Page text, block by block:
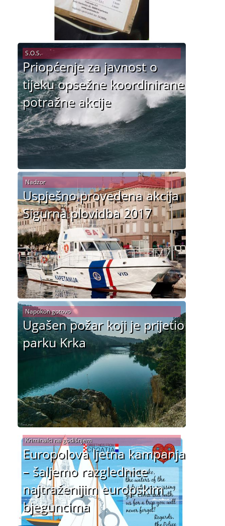
Priopćenje za javnost o
tijeku opsežne koordinirane
potražne akcije
S.O.S.
Uspješno provedena akcija
Sigurna plovidba 2017
Nadzor
Ugašen požar koji je prijetio
parku Krka
Napokon gotovo
Europolova ljetna kampanja
– šaljemo razglednice
najtraženijim europskim
bjeguncima
Kriminalci na godišnjem